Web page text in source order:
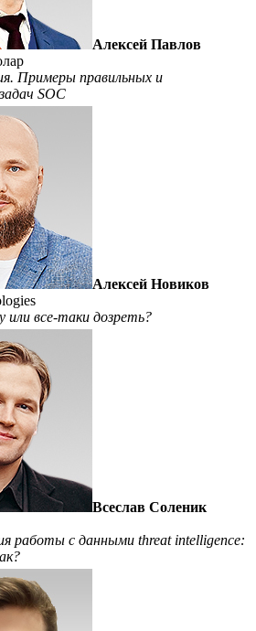
Алексей Павлов
Примеры правильных и
SOC
Алексей Новиков
или все-таки дозреть?
Всеслав Соленик
работы с данными threat intelligence: